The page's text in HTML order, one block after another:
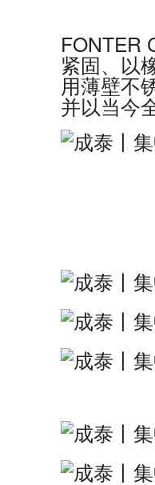
FONTER
紧固、以
用薄壁不
并以当今